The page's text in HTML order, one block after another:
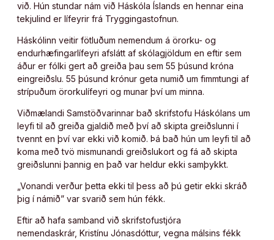
við. Hún stundar nám við Háskóla Íslands en hennar eina
tekjulind er lífeyrir frá Tryggingastofnun.
Háskólinn veitir fötluðum nemendum á örorku- og
endurhæfingarlífeyri afslátt af skólagjöldum en eftir sem
áður er fólki gert að greiða þau sem 55 þúsund króna
eingreiðslu. 55 þúsund krónur geta numið um fimmtungi af
strípuðum örorkulífeyri og munar því um minna.
Viðmælandi Samstöðvarinnar bað skrifstofu Háskólans um
leyfi til að greiða gjaldið með því að skipta greiðslunni í
tvennt en því var ekki við komið. Þá bað hún um leyfi til að
koma með tvö mismunandi greiðslukort og fá að skipta
greiðslunni þannig en það var heldur ekki samþykkt.
„Vonandi verður þetta ekki til þess að þú getir ekki skráð
þig í námið” var svarið sem hún fékk.
Eftir að hafa samband við skrifstofustjóra
nemendaskrár, Kristínu Jónasdóttur, vegna málsins fékk